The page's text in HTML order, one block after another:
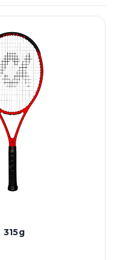
315g